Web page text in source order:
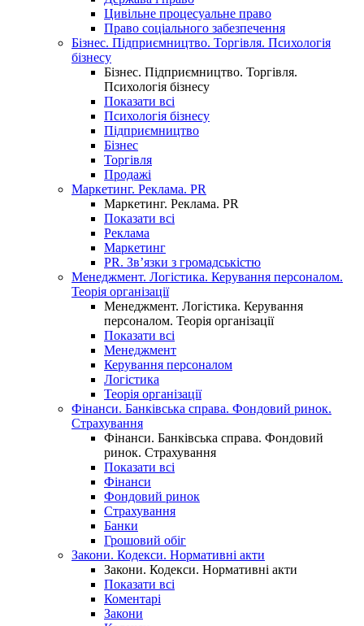
Цивільне процесуальне право
Право соціального забезпечення
Бізнес. Підприємництво. Торгівля. Психологія
бізнесу
Бізнес. Підприємництво. Торгівля.
Психологія бізнесу
Показати всі
Психологія бізнесу
Підприємництво
Бізнес
Торгівля
Продажі
Маркетинг. Реклама. PR
Маркетинг. Реклама. PR
Показати всі
Реклама
Маркетинг
PR. Зв’язки з громадськістю
Менеджмент. Логістика. Керування персоналом.
Теорія організації
Менеджмент. Логістика. Керування
персоналом. Теорія організації
Показати всі
Менеджмент
Керування персоналом
Логістика
Теорія організації
Фінанси. Банківська справа. Фондовий ринок.
Страхування
Фінанси. Банківська справа. Фондовий
ринок. Страхування
Показати всі
Фінанси
Фондовий ринок
Страхування
Банки
Грошовий обіг
Закони. Кодекси. Нормативні акти
Закони. Кодекси. Нормативні акти
Показати всі
Коментарі
Закони